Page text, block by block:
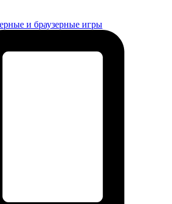
и браузерные игры